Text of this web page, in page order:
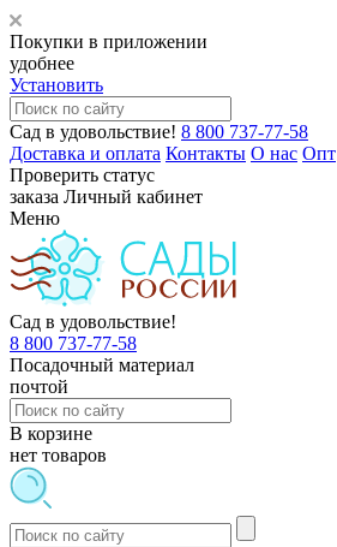
Покупки в приложении
удобнее
Установить
Сад в удовольствие! 8 800 737-77-58
Доставка и оплата Контакты О нас Опт
Проверить статус
заказа Личный кабинет
Меню
Сад в удовольствие!
8 800 737-77-58
Посадочный материал
почтой
В корзине
нет товаров